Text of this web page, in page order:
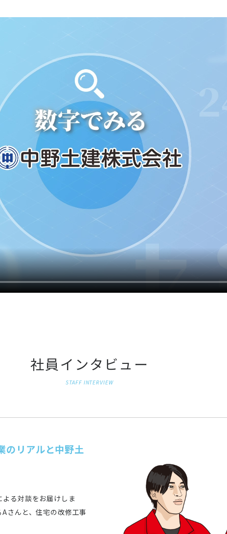
社員インタビュー
STAFF INTERVIEW
のリアルと中野土
る対談をお届けしま
さんと、住宅の改修工事